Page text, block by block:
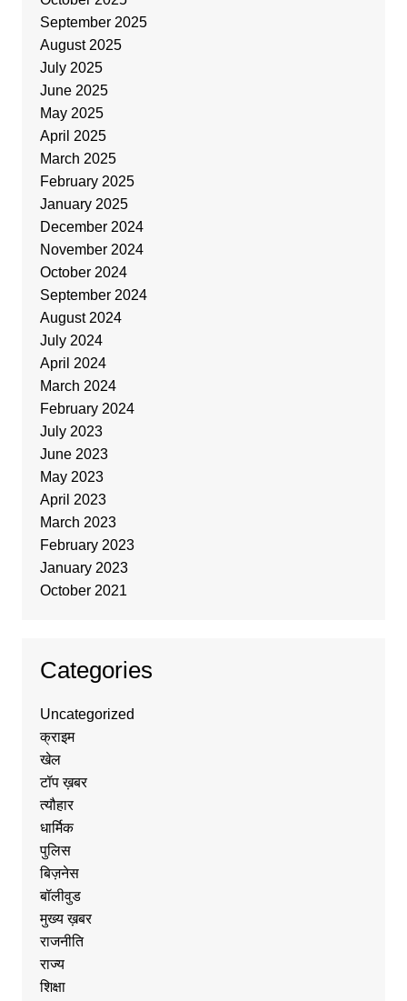
September 2025
August 2025
July 2025
June 2025
May 2025
April 2025
March 2025
February 2025
January 2025
December 2024
November 2024
October 2024
September 2024
August 2024
July 2024
April 2024
March 2024
February 2024
July 2023
June 2023
May 2023
April 2023
March 2023
February 2023
January 2023
October 2021
Categories
Uncategorized
क्राइम
खेल
टॉप ख़बर
त्यौहार
धार्मिक
पुलिस
बिज़नेस
बॉलीवुड
मुख्य ख़बर
राजनीति
राज्य
शिक्षा